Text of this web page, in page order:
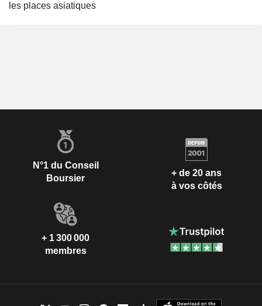
les places asiatiques
N°1 du Conseil
Boursier
+ de 20 ans
à vos côtés
+ 1 300 000
membres